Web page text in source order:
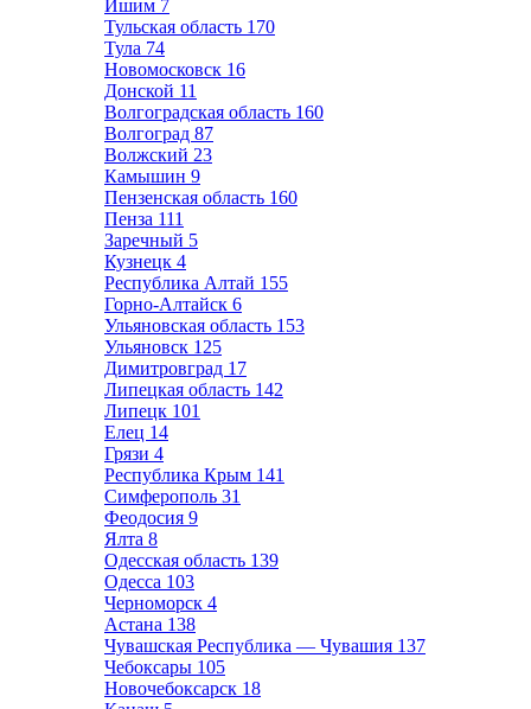
Ишим 7
Тульская область 170
Тула 74
Новомосковск 16
Донской 11
Волгоградская область 160
Волгоград 87
Волжский 23
Камышин 9
Пензенская область 160
Пенза 111
Заречный 5
Кузнецк 4
Республика Алтай 155
Горно-Алтайск 6
Ульяновская область 153
Ульяновск 125
Димитровград 17
Липецкая область 142
Липецк 101
Елец 14
Грязи 4
Республика Крым 141
Симферополь 31
Феодосия 9
Ялта 8
Одесская область 139
Одесса 103
Черноморск 4
Астана 138
Чувашская Республика — Чувашия 137
Чебоксары 105
Новочебоксарск 18